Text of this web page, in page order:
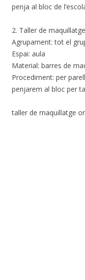
penja al bloc de
2. Taller de maquillatge
Agrupament: tot el
Espai: aula
Material: barres de
Procediment: per
penjarem al bloc per
taller de maquillatge